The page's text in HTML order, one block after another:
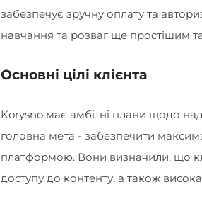
забезпечує зручну оплату та
навчання та розваг ще простішим
Основні цілі клієнта
Korysno має амбітні плани щодо
головна мета - забезпечити
платформою. Вони визначили, що
доступу до контенту, а також